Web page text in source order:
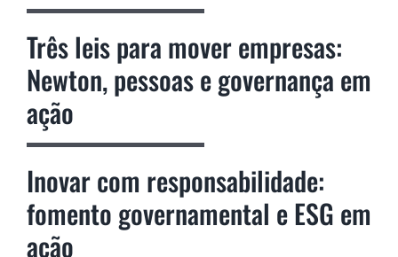
Três leis para mover empresas:
Newton, pessoas e governança em
ação
Inovar com responsabilidade:
fomento governamental e ESG em
ação